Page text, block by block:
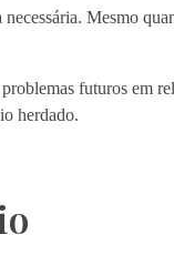
Mesmo
futuros em
herdado.